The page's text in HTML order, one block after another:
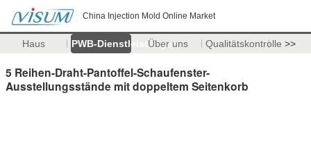
China Injection Mold Online Market
Haus PWB-Dienstleistungen
Über uns Qualitätskontrolle >>
5 Reihen-Draht-Pantoffel-Schaufenster-
Ausstellungsstände mit doppeltem Seitenkorb